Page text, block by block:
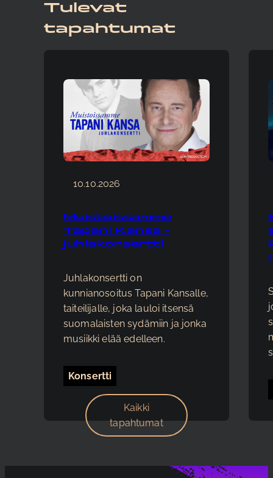
Tulevat
tapahtumat
10.10.2026
Muistoissamme
Tapani Kansa -
juhlakonsertti
Juhlakonsertti on
kunnianosoitus Tapani Kansalle,
taiteilijalle, joka lauloi itsensä
suomalaisten sydämiin ja jonka
musiikki elää edelleen.
Konsertti
i
Kaikki
tapahtumat